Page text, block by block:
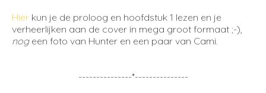
Hier kun je de proloog en hoofdstuk 1 lezen en je
verheerlijken aan de cover in mega groot formaat ;-),
nogeen foto van Hunter en een paar van Cami.
---------------*---------------